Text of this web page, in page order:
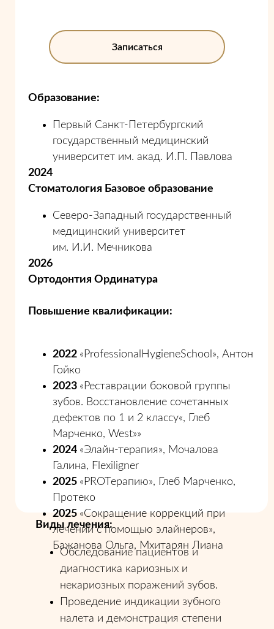
Виды лечения:
Обследование пациентов и
диагностика кариозных и
некариозных поражений зубов.
Проведение индикации зубного
налета и демонстрация степени
Записаться
Образование:
Первый Санкт-Петербургский
государственный медицинский
университет им. акад. И.П. Павлова
2024
Стоматология Базовое образование
Северо-Западный государственный
медицинский университет
им. И.И. Мечникова
2026
Ортодонтия Ординатура
Повышение квалификации:
2022 «ProfessionalHygieneSchool», Антон
Гойко
2023 «Реставрации боковой группы
зубов. Восстановление сочетанных
дефектов по 1 и 2 классу«, Глеб
Марченко, West»»
2024 «Элайн-терапия», Мочалова
Галина, Flexiligner
2025 «PROTерапию», Глеб Марченко,
Протеко
2025 «Сокращение коррекций при
лечении с помощью элайнеров»,
Бажанова Ольга, Мхитарян Лиана